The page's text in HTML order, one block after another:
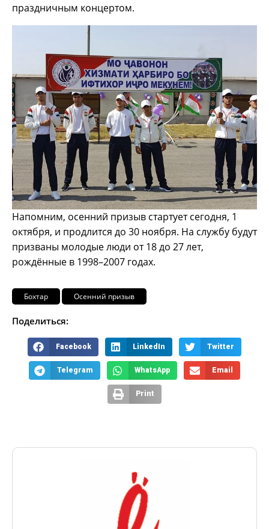
праздничным концертом.
Напомним, осенний призыв стартует сегодня, 1
октября, и продлится до 30 ноября. На службу будут
призваны молодые люди от 18 до 27 лет,
рождённые в 1998–2007 годах.
Бохтар Осенний призыв
Поделиться:
Facebook LinkedIn Twitter
Telegram WhatsApp Email
Print